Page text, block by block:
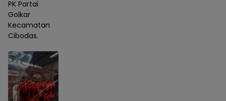
PK Partai
Golkar
Kecamatan
Cibodas.